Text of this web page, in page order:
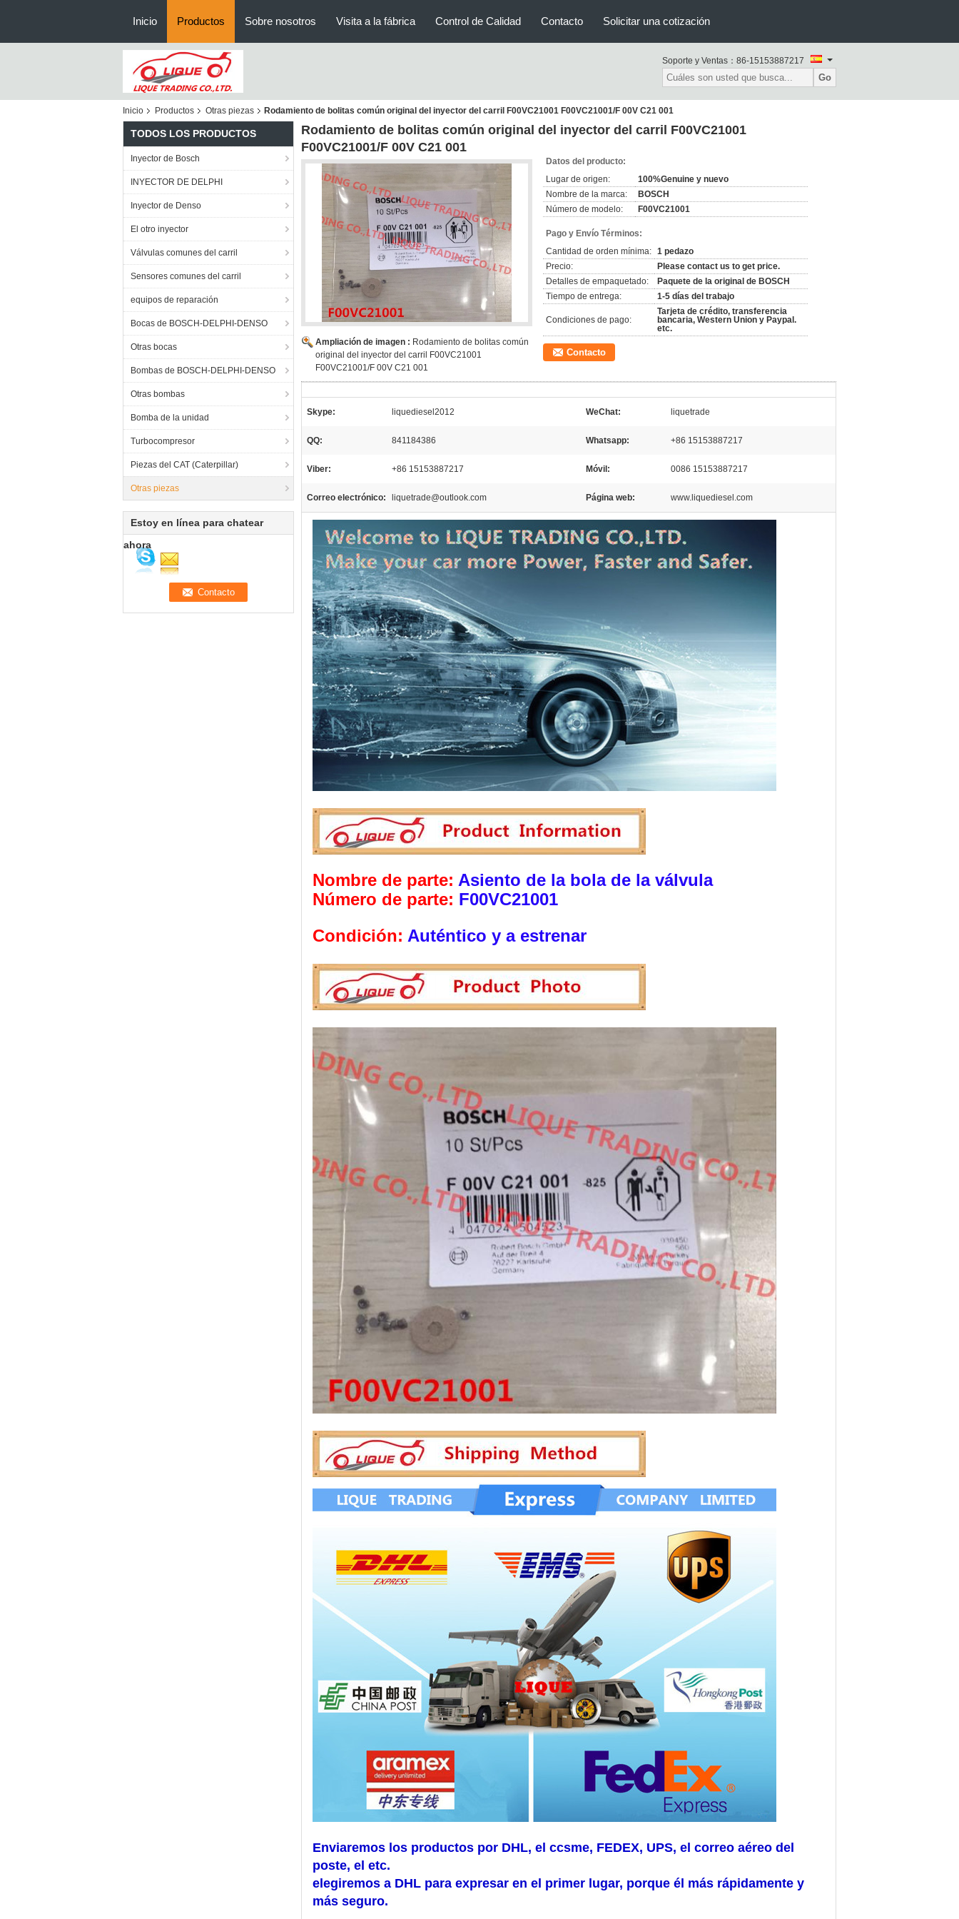
Inicio Productos Sobre nosotros Visita a la fábrica Control de Calidad Contacto Solicitar una cotización
Soporte y Ventas： 86-15153887217
Go
Inicio Productos Otras piezas Rodamiento de bolitas común original del inyector del carril F00VC21001 F00VC21001/F 00V C21 001
TODOS LOS PRODUCTOS
Inyector de Bosch
INYECTOR DE DELPHI
Inyector de Denso
El otro inyector
Válvulas comunes del carril
Sensores comunes del carril
equipos de reparación
Bocas de BOSCH-DELPHI-DENSO
Otras bocas
Bombas de BOSCH-DELPHI-DENSO
Otras bombas
Bomba de la unidad
Turbocompresor
Piezas del CAT (Caterpillar)
Otras piezas
Estoy en línea para chatear
ahora
Rodamiento de bolitas común original del inyector del carril F00VC21001
F00VC21001/F 00V C21 001
Ampliación de imagen : Rodamiento de bolitas común
original del inyector del carril F00VC21001
F00VC21001/F 00V C21 001
Datos del producto:
Lugar de origen:
100%Genuine y nuevo
Nombre de la marca:
BOSCH
Número de modelo:
F00VC21001
Pago y Envío Términos:
Cantidad de orden mínima: 1 pedazo
Precio:
Please contact us to get price.
Detalles de empaquetado:
Paquete de la original de BOSCH
Tiempo de entrega:
1-5 días del trabajo
Condiciones de pago:
Tarjeta de crédito, transferencia
bancaria, Western Union y Paypal.
etc.
Contacto
Skype: liquediesel2012 WeChat: liquetrade
QQ: 841184386 Whatsapp: +86 15153887217
Viber: +86 15153887217 Móvil: 0086 15153887217
Correo electrónico: liquetrade@outlook.com Página web: www.liquediesel.com
Nombre de parte: Asiento de la bola de la válvula
Número de parte: F00VC21001
Condición: Auténtico y a estrenar
Enviaremos los productos por DHL, el ccsme, FEDEX, UPS, el correo aéreo del
poste, el etc.
elegiremos a DHL para expresar en el primer lugar, porque él más rápidamente y
más seguro.